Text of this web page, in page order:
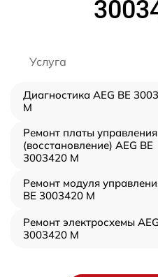
Услуга
Диагностика AEG BE
M
Ремонт платы управления
(восстановление) AEG BE
3003420 M
Ремонт модуля
BE 3003420 M
Ремонт электросхемы
3003420 M